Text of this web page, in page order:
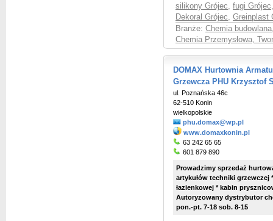
silikony Grójec, fugi Grójec
Dekoral Grójec, Greinplast
Branże: Chemia budowlana
Chemia Przemysłowa,
DOMAX Hurtownia
Grzewcza PHU Krzysztof
ul. Poznańska 46c
62-510 Konin
wielkopolskie
phu.domax@wp.pl
www.domaxkonin.pl
63 242 65 65
601 879 890
Prowadzimy sprzedaż
artykułów techniki grzewczej
łazienkowej * kabin
Autoryzowany dystrybutor
pon.-pt. 7-18 sob. 8-15